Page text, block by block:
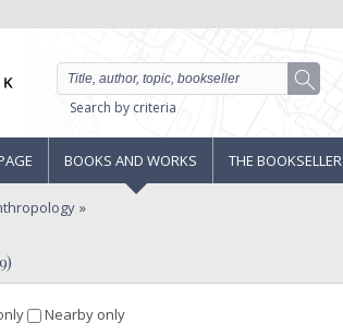
Search by criteria
BOOKS AND WORKS THE
Nearby only